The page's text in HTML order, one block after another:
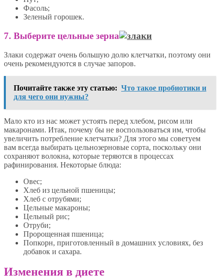
Фасоль;
Зеленый горошек.
7. Выберите цельные зерна
Злаки содержат очень большую долю клетчатки, поэтому они
очень рекомендуются в случае запоров.
Почитайте также эту статью: Что такое пробиотики и
для чего они нужны?
Мало кто из нас может устоять перед хлебом, рисом или
макаронами. Итак, почему бы не воспользоваться им, чтобы
увеличить потребление клетчатки? Для этого мы советуем
вам всегда выбирать цельнозерновые сорта, поскольку они
сохраняют волокна, которые теряются в процессах
рафинирования. Некоторые блюда:
Овес;
Хлеб из цельной пшеницы;
Хлеб с отрубями;
Цельные макароны;
Цельный рис;
Отруби;
Пророщенная пшеница;
Попкорн, приготовленный в домашних условиях, без
добавок и сахара.
Изменения в диете